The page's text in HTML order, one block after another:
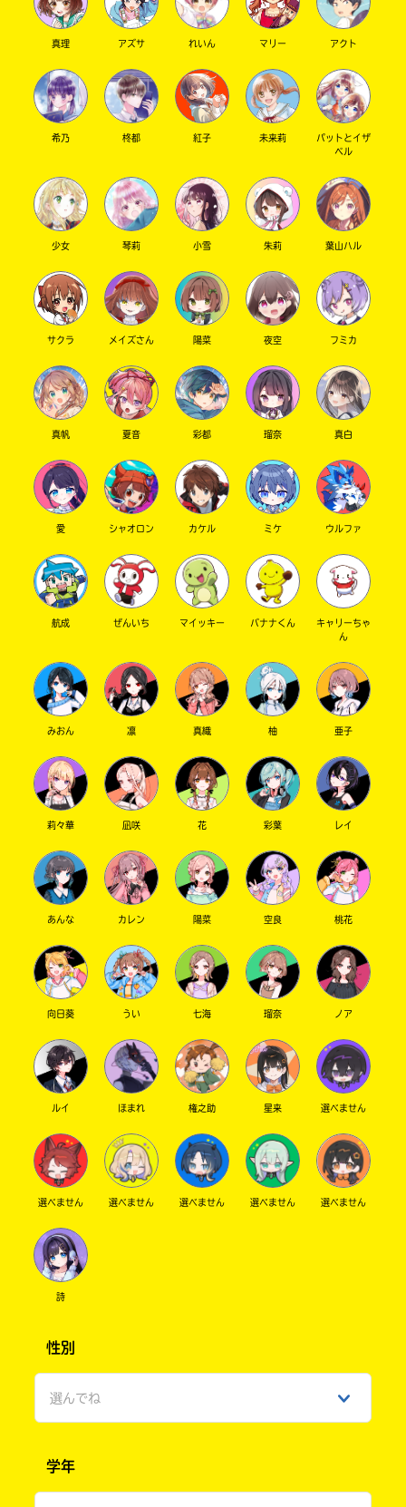
キーワードから探す
SNSでシェアする
真理 アズサ れいん マリー アクト
希乃 柊都 紅子 未来莉
パットとイザ
ベル
少女 琴莉 小雪 朱莉 葉山ハル
サクラ メイズさん 陽菜 夜空 フミカ
真帆 夏音 彩都 瑠奈 真白
愛 シャオロン カケル ミケ ウルファ
航成 ぜんいち マイッキー バナナくん
キャリーちゃ
ん
みおん 凛 真織 柚 亜子
莉々華 凪咲 花 彩葉 レイ
あんな カレン 陽菜 空良 桃花
向日葵 うい 七海 瑠奈 ノア
ルイ ほまれ 権之助 星来 選べません
選べません 選べません 選べません 選べません 選べません
詩
性別
選んでね
学年